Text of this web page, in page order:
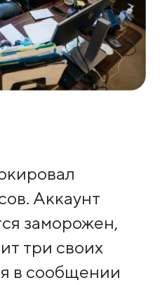
Аккаунт
заморожен,
три своих
в сообщении